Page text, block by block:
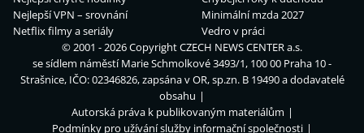
Nejlepší VPN – srovnání
Netflix filmy a seriály
Minimální mzda 2027
Vedro v práci
© 2001 - 2026 CopyrightCZECH NEWS CENTER a.s.
se sídlem náměstí Marie Schmolkové 3493/1, 100 00 Praha 10 -
Strašnice, IČO: 02346826, zapsána v OR, sp.zn. B 19490 a dodavatelé
obsahu
Autorská práva k publikovaným materiálům
Podmínky pro užívání služby informační společnosti